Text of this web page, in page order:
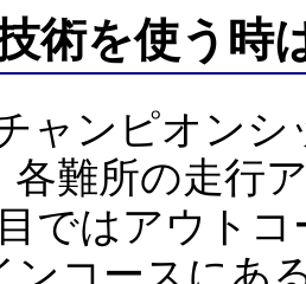
術を使う時
ャンピオンシ
各難所の走行
ではアウト